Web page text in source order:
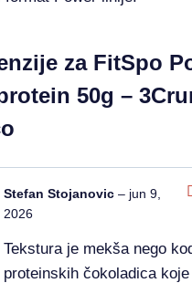
za FitSpo
50g –
Stefan Stojanovic – jun 9,
2026
Tekstura je mekša nego
proteinskih čokoladica